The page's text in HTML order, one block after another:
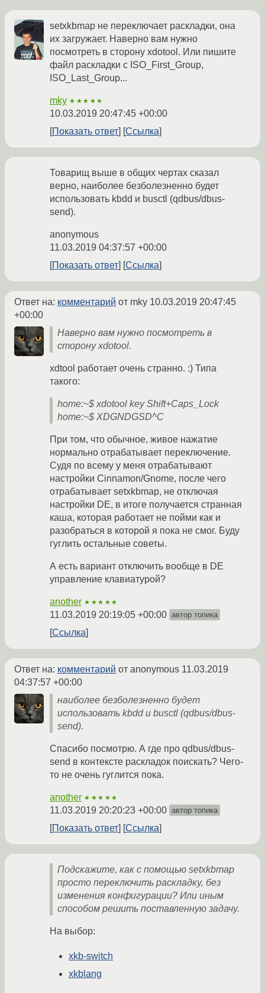
setxkbmap не переключает раскладки, она
их загружает. Наверно вам нужно
посмотреть в сторону xdotool. Или пишите
файл раскладки с ISO_First_Group,
ISO_Last_Group...
mky ★★★★★
10.03.2019 20:47:45 +00:00
Показать ответ
Ссылка
Товарищ выше в общих чертах сказал
верно, наиболее безболезненно будет
использовать kbdd и busctl (qdbus/dbus-
send).
anonymous
11.03.2019 04:37:57 +00:00
Показать ответ
Ссылка
Ответ на: комментарий от mky 10.03.2019 20:47:45
+00:00
Наверно вам нужно посмотреть в
сторону xdotool.
xdtool работает очень странно. :) Типа
такого:
home:~$ xdotool key Shift+Caps_Lock
home:~$ XDGNDGSD^C
При том, что обычное, живое нажатие
нормально отрабатывает переключение.
Судя по всему у меня отрабатывают
настройки Cinnamon/Gnome, после чего
отрабатывает setxkbmap, не отключая
настройки DE, в итоге получается странная
каша, которая работает не пойми как и
разобраться в которой я пока не смог. Буду
гуглить остальные советы.
А есть вариант отключить вообще в DE
управление клавиатурой?
another ★★★★★
11.03.2019 20:19:05 +00:00 автор топика
Ссылка
Ответ на: комментарий от anonymous 11.03.2019
04:37:57 +00:00
наиболее безболезненно будет
использовать kbdd и busctl (qdbus/dbus-
send).
Спасибо посмотрю. А где про qdbus/dbus-
send в контексте раскладок поискать? Чего-
то не очень гуглится пока.
another ★★★★★
11.03.2019 20:20:23 +00:00 автор топика
Показать ответ Ссылка
Подскажите, как с помощью setxkbmap
просто переключить раскладку, без
изменения конфигурации? Или иным
способом решить поставленную задачу.
На выбор:
xkb-switch
xkblang